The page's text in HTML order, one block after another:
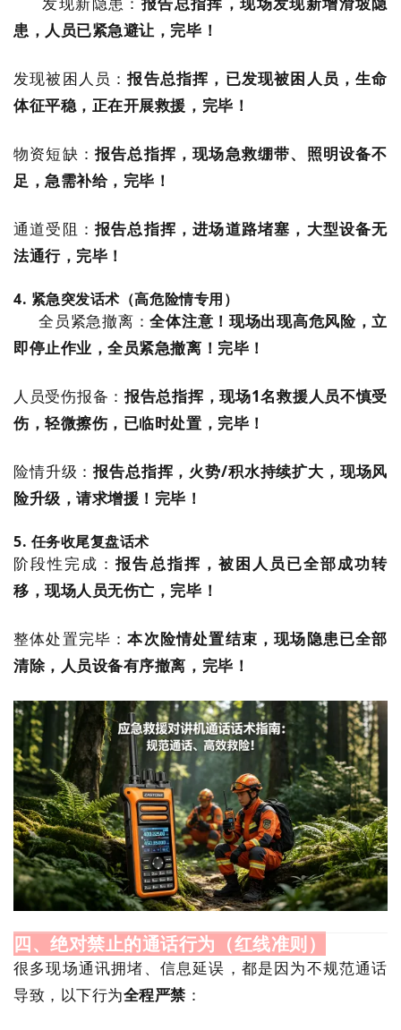
患，人员已紧急避让，完毕！
发现被困人员：报告总指挥，已发现被困人员，生命
体征平稳，正在开展救援，完毕！
物资短缺：报告总指挥，现场急救绷带、照明设备不
足，急需补给，完毕！
通道受阻：报告总指挥，进场道路堵塞，大型设备无
法通行，完毕！
4. 紧急突发话术（高危险情专用）
全员紧急撤离：全体注意！现场出现高危风险，立
即停止作业，全员紧急撤离！完毕！
人员受伤报备：报告总指挥，现场1名救援人员不慎受
伤，轻微擦伤，已临时处置，完毕！
险情升级：报告总指挥，火势/积水持续扩大，现场风
险升级，请求增援！完毕！
5. 任务收尾复盘话术
阶段性完成：报告总指挥，被困人员已全部成功转
移，现场人员无伤亡，完毕！
整体处置完毕：本次险情处置结束，现场隐患已全部
清除，人员设备有序撤离，完毕！
四、绝对禁止的通话行为（红线准则）
很多现场通讯拥堵、信息延误，都是因为不规范通话
导致，以下行为全程严禁 ：